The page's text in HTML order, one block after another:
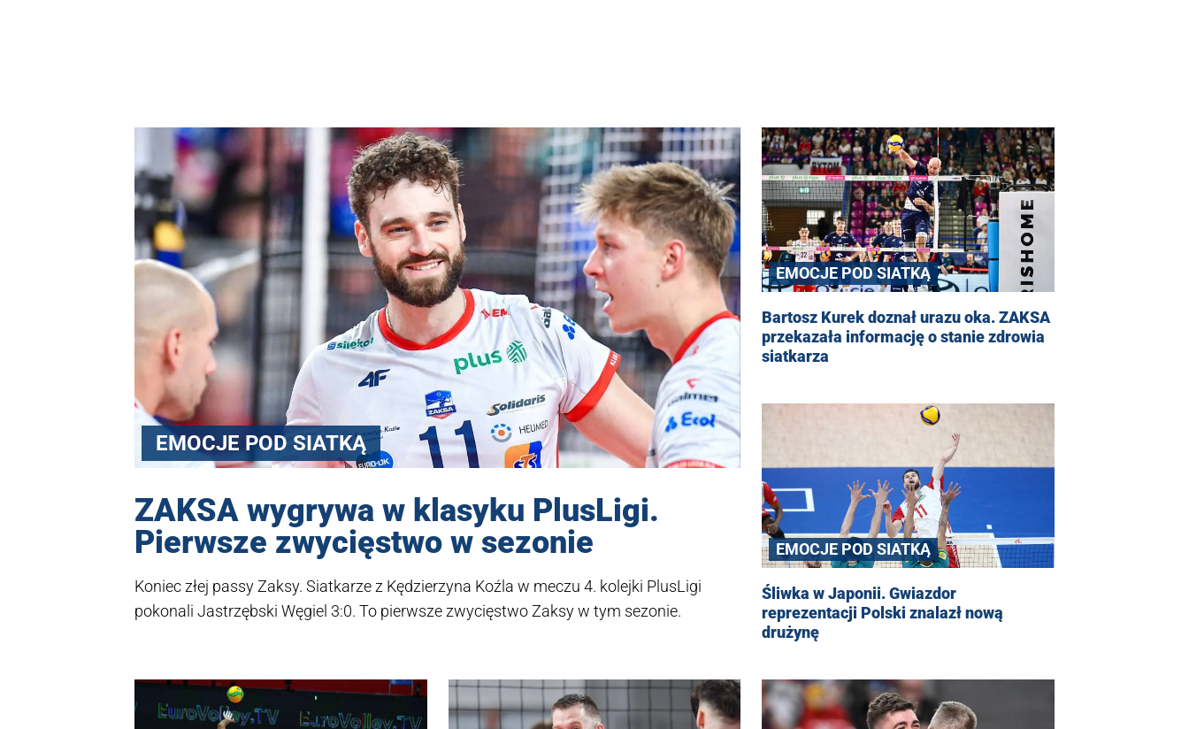
EMOCJE POD SIATKĄ
ZAKSA wygrywa w klasyku PlusLigi.
Pierwsze zwycięstwo w sezonie
Koniec złej passy Zaksy. Siatkarze z Kędzierzyna Koźla w meczu 4. kolejki PlusLigi
pokonali Jastrzębski Węgiel 3:0. To pierwsze zwycięstwo Zaksy w tym sezonie.
EMOCJE POD SIATKĄ
Bartosz Kurek doznał urazu oka. ZAKSA
przekazała informację o stanie zdrowia
siatkarza
EMOCJE POD SIATKĄ
Śliwka w Japonii. Gwiazdor
reprezentacji Polski znalazł nową
drużynę